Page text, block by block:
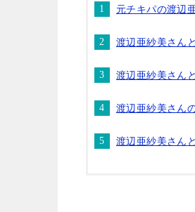
元チキパの渡辺
渡辺亜紗美さん
渡辺亜紗美さん
渡辺亜紗美さん
渡辺亜紗美さん